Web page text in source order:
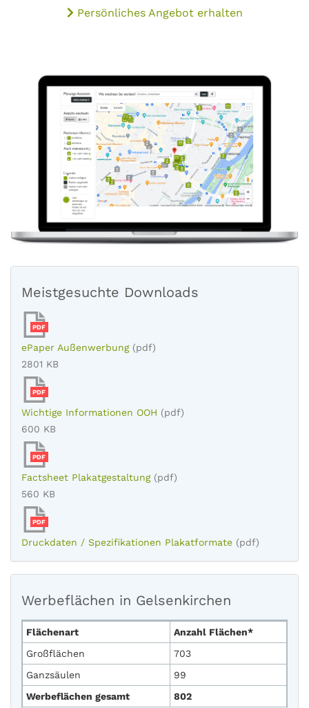
Persönliches Angebot erhalten
Meistgesuchte Downloads
PDF
ePaper Außenwerbung (pdf)
2801 KB
PDF
Wichtige Informationen OOH (pdf)
600 KB
PDF
Factsheet Plakatgestaltung (pdf)
560 KB
PDF
Druckdaten / Spezifikationen Plakatformate (pdf)
Werbeflächen in Gelsenkirchen
Flächenart
Anzahl Flächen*
Großflächen
703
Ganzsäulen
99
Werbeflächen gesamt
802